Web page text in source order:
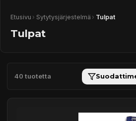
Etusivu › Sytytysjärjestelmä › Tulpat
Tulpat
40 tuotetta